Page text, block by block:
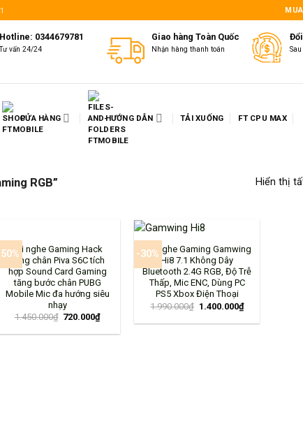
Hotline: 0344679781
Tư vấn 24/24
Giao hàng Toàn Quốc
Nhận hàng thanh toán
CỬA HÀNG HƯỚNG DẪN TẢI XUỐNG FT CPU MAX
RGB” Hiển thị
Tai nghe Gaming Hack
tiếng chân Piva S6C tích
hợp Sound Card Gaming
tăng bước chân PUBG
Mobile Mic đa hướng siêu
nhạy
1.450.000₫ 720.000₫
-30%
+
Tai Nghe Gaming Gamwing
Hi8 7.1 Không Dây
Bluetooth 2.4G RGB, Độ Trễ
Thấp, Mic ENC, Dùng PC
PS5 Xbox Điện Thoại
1.990.000₫ 1.400.000₫